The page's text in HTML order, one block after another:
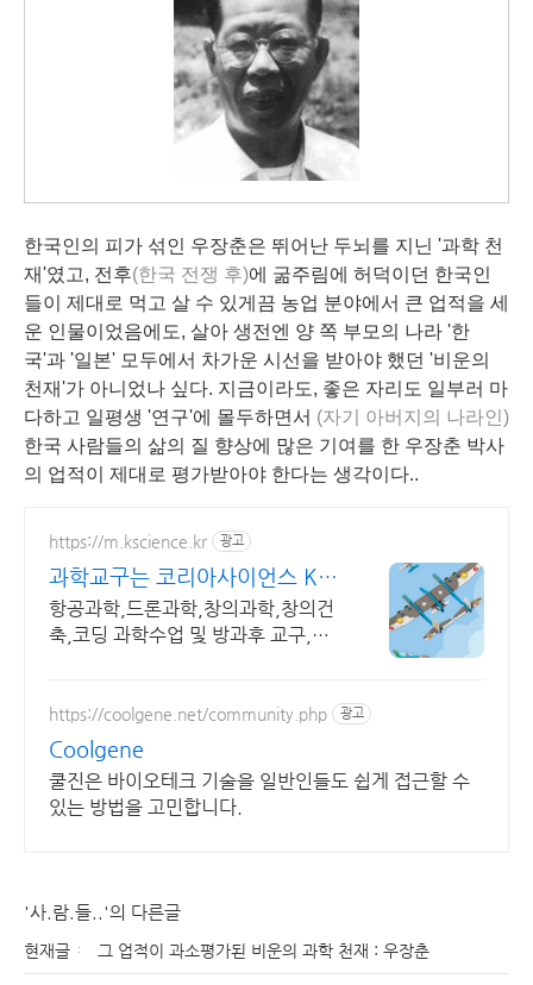
한국인의 피가 섞인 우장춘은 뛰어난 두뇌를 지닌 '과학 천
재'였고, 전후(한국 전쟁 후)에 굶주림에 허덕이던 한국인
들이 제대로 먹고 살 수 있게끔 농업 분야에서 큰 업적을 세
운 인물이었음에도, 살아 생전엔 양 쪽 부모의 나라 '한
국'과 '일본' 모두에서 차가운 시선을 받아야 했던 '비운의
천재'가 아니었나 싶다. 지금이라도, 좋은 자리도 일부러 마
다하고 일평생 '연구'에 몰두하면서 (자기 아버지의 나라인)
한국 사람들의 삶의 질 향상에 많은 기여를 한 우장춘 박사
의 업적이 제대로 평가받아야 한다는 생각이다..
https://m.kscience.kr 광고
과학교구는 코리아사이언스 KC
인증 조립드론
항공과학,드론과학,창의과학,창의건
축,코딩 과학수업 및 방과후 교구,교
https://coolgene.net/community.php 광고
Coolgene
쿨진은 바이오테크 기술을 일반인들도 쉽게 접근할 수
있는 방법을 고민합니다.
'사.람.들..'의 다른글
현재글 그 업적이 과소평가된 비운의 과학 천재 : 우장춘